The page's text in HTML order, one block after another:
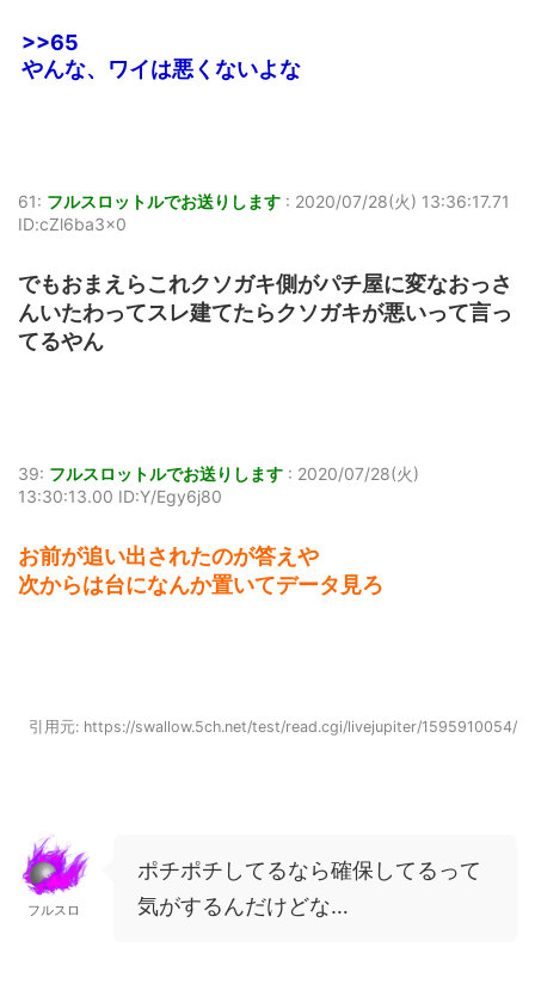
>>65
やんな、ワイは悪くないよな
61: フルスロットルでお送りします : 2020/07/28(火) 13:36:17.71
ID:cZl6ba3x0
でもおまえらこれクソガキ側がパチ屋に変なおっさ
んいたわってスレ建てたらクソガキが悪いって言っ
てるやん
39: フルスロットルでお送りします : 2020/07/28(火)
13:30:13.00 ID:Y/Egy6j80
お前が追い出されたのが答えや
次からは台になんか置いてデータ見ろ
引用元: https://swallow.5ch.net/test/read.cgi/livejupiter/1595910054/
フルスロ
ポチポチしてるなら確保してるって
気がするんだけどな…